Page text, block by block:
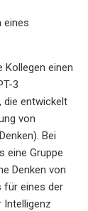
eines
einen
3
die entwickelt
von
Bei
eine Gruppe
Denken von
für eines der
Intelligenz